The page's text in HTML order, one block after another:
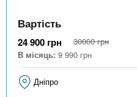
Вартість
24 900 грн 30000 грн
В місяць: 9 990 грн
Дніпро